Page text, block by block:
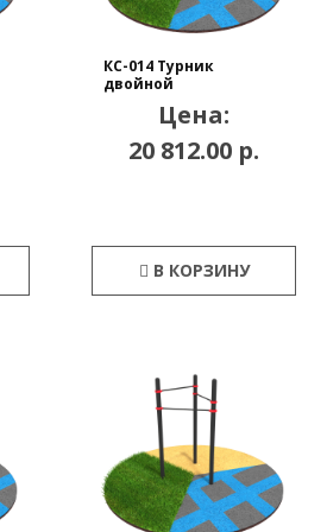
КС-014 Турник
двойной
Цена:
20 812.00 р.
В КОРЗИНУ